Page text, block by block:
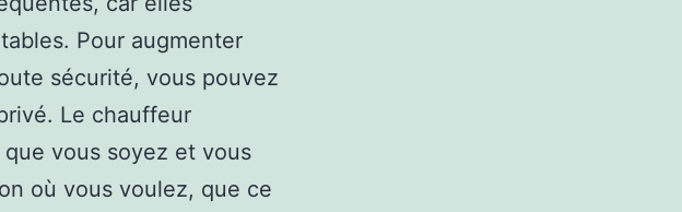
Pour augmenter
sécurité, vous pouvez
Le chauffeur
vous soyez et vous
où vous voulez, que ce